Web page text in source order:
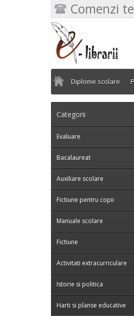
Comenzi
Diplome scolare
Categorii
Evaluare
Bacalaureat
Auxiliare scolare
Fictiune pentru copii
Manuale scolare
Fictiune
Activitati extracurriculare
Istorie si politica
Harti si planse educative